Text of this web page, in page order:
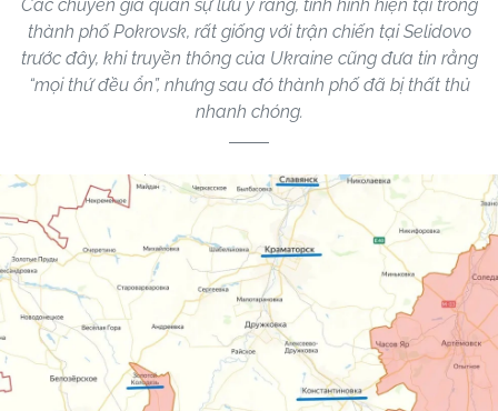
Các chuyên gia quân sự lưu ý rằng, tình hình hiện tại trong
thành phố Pokrovsk, rất giống với trận chiến tại Selidovo
trước đây, khi truyền thông của Ukraine cũng đưa tin rằng
“mọi thứ đều ổn”, nhưng sau đó thành phố đã bị thất thủ
nhanh chóng.